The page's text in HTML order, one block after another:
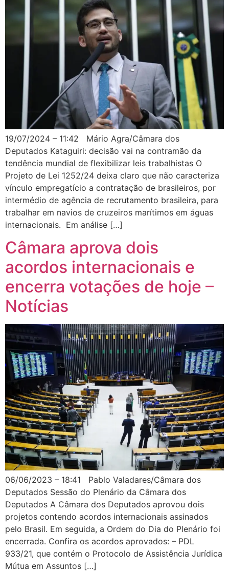
19/07/2024 – 11:42 Mário Agra/Câmara dos
Deputados Kataguiri: decisão vai na contramão da
tendência mundial de flexibilizar leis trabalhistas O
Projeto de Lei 1252/24 deixa claro que não caracteriza
vínculo empregatício a contratação de brasileiros, por
intermédio de agência de recrutamento brasileira, para
trabalhar em navios de cruzeiros marítimos em águas
internacionais. Em análise […]
Câmara aprova dois
acordos internacionais e
encerra votações de hoje –
Notícias
06/06/2023 – 18:41 Pablo Valadares/Câmara dos
Deputados Sessão do Plenário da Câmara dos
Deputados A Câmara dos Deputados aprovou dois
projetos contendo acordos internacionais assinados
pelo Brasil. Em seguida, a Ordem do Dia do Plenário foi
encerrada. Confira os acordos aprovados: – PDL
933/21, que contém o Protocolo de Assistência Jurídica
Mútua em Assuntos […]